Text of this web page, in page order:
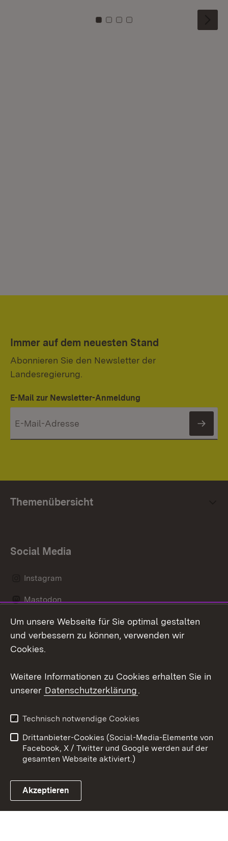
Zu Kachel: 0
Zu Kachel: 1
Zu Kachel: 2
Zu Kachel: 3
Immer auf dem neuesten Stand
Abonnieren Sie den Newsletter der
Landesregierung.
E-Mail zur Newsletter-Anmeldung
Themenübersicht
Social Media
Instagram
Mastodon
Messenger
Link zum Landesportal
Kontakt
Impressum
Cookies
Um unsere Webseite für Sie optimal gestalten
und verbessern zu können, verwenden wir
Cookies.
Weitere Informationen zu Cookies erhalten Sie in
unserer Datenschutzerklärung.
Technisch notwendige Cookies
Drittanbieter-Cookies (Social-Media-Elemente von
Facebook, X / Twitter und Google werden auf der
gesamten Webseite aktiviert.)
Akzeptieren